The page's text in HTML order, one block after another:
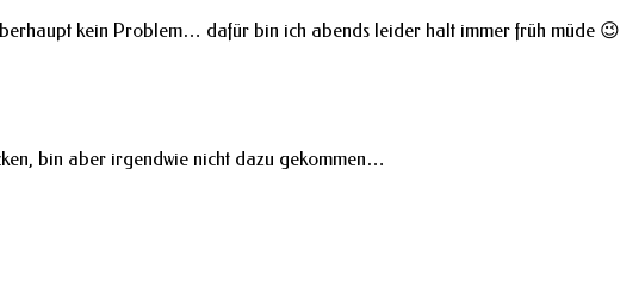
kein Problem… dafür bin ich abends leider halt immer früh müde 😉
bin aber irgendwie nicht dazu gekommen…